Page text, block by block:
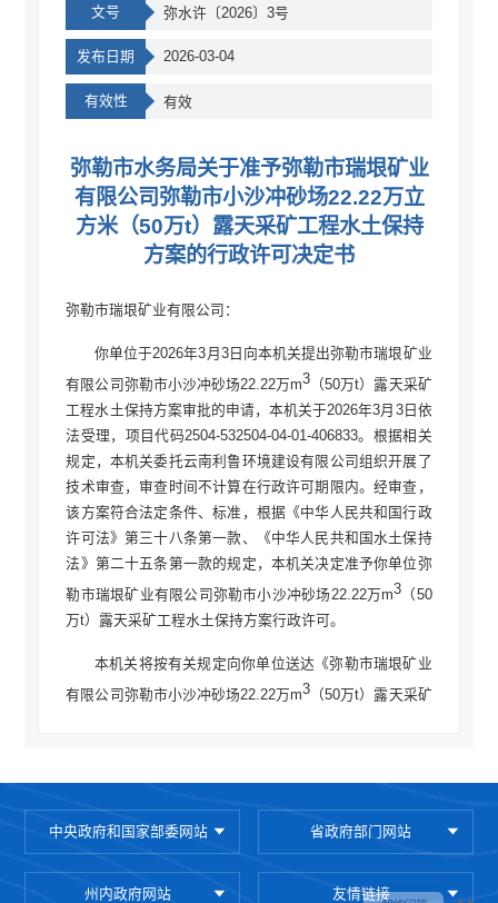
文号 弥水许〔2026〕3号
发布日期 2026-03-04
有效性 有效
弥勒市水务局关于准予弥勒市瑞垠矿业
有限公司弥勒市小沙冲砂场22.22万立
方米（50万t）露天采矿工程水土保持
方案的行政许可决定书
弥勒市瑞垠矿业有限公司：
你单位于2026年3月3日向本机关提出弥勒市瑞垠矿业
有限公司弥勒市小沙冲砂场22.22万m3 （50万t）露天采矿
工程水土保持方案审批的申请，本机关于2026年3月3日依
法受理，项目代码2504-532504-04-01-406833。根据相关
规定，本机关委托云南利鲁环境建设有限公司组织开展了
技术审查，审查时间不计算在行政许可期限内。经审查，
该方案符合法定条件、标准，根据《中华人民共和国行政
许可法》第三十八条第一款、《中华人民共和国水土保持
法》第二十五条第一款的规定，本机关决定准予你单位弥
勒市瑞垠矿业有限公司弥勒市小沙冲砂场22.22万m3 （50
万t）露天采矿工程水土保持方案行政许可。
本机关将按有关规定向你单位送达《弥勒市瑞垠矿业
有限公司弥勒市小沙冲砂场22.22万m3 （50万t）露天采矿
本行政许可决定书自批准之日起有效期为3年。在行
行政许可决定书有效期届满的30个工作日之前向弥勒市水
务局申请重新审核。项目在行政许可决定书有效期内未开
中央政府和国家部委网站 省政府部门网站
州内政府网站 友情链接